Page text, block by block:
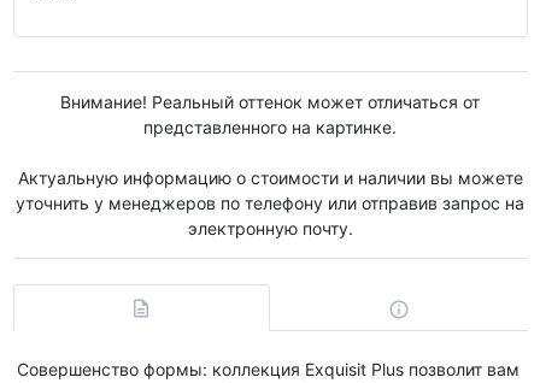
Внимание! Реальный оттенок может отличаться от
представленного на картинке.
Актуальную информацию о стоимости и наличии вы можете
уточнить у менеджеров по телефону или отправив запрос на
электронную почту.
Совершенство формы: коллекция Exquisit Plus позволит вам